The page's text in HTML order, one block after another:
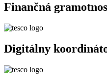
Finančná
Digitálny